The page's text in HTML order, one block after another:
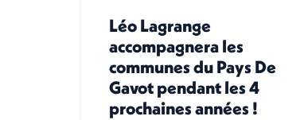
Léo Lagrange
accompagnera les
communes du Pays De
Gavot pendant les 4
prochaines années !